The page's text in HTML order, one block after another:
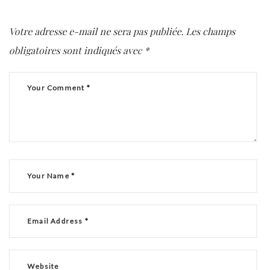
Votre adresse e-mail ne sera pas publiée. Les champs
obligatoires sont indiqués avec *